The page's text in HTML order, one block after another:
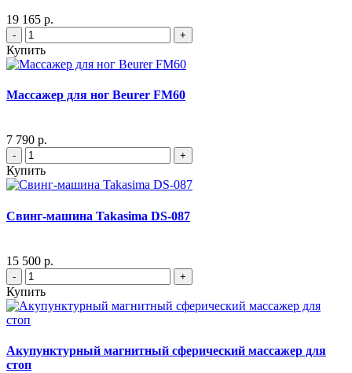
19 165 р.
- +
Купить
Массажер для ног Beurer FM60
7 790 р.
- +
Купить
Свинг-машина Takasima DS-087
15 500 р.
- +
Купить
Акупунктурный магнитный сферический массажер для
стоп